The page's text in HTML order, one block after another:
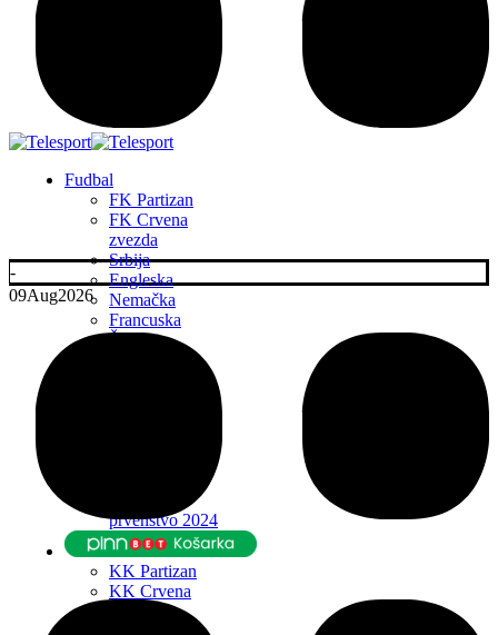
Fudbal
FK Partizan
FK Crvena
zvezda
Srbija
Engleska
Nemačka
Francuska
Španija
prvenstvo 2024
KK Partizan
KK Crvena
-
09Aug2026